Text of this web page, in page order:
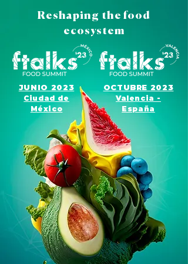
Reshaping the food
ecosystem
JUNIO 2023
Ciudad de
México
OCTUBRE 2023
Valencia -
España